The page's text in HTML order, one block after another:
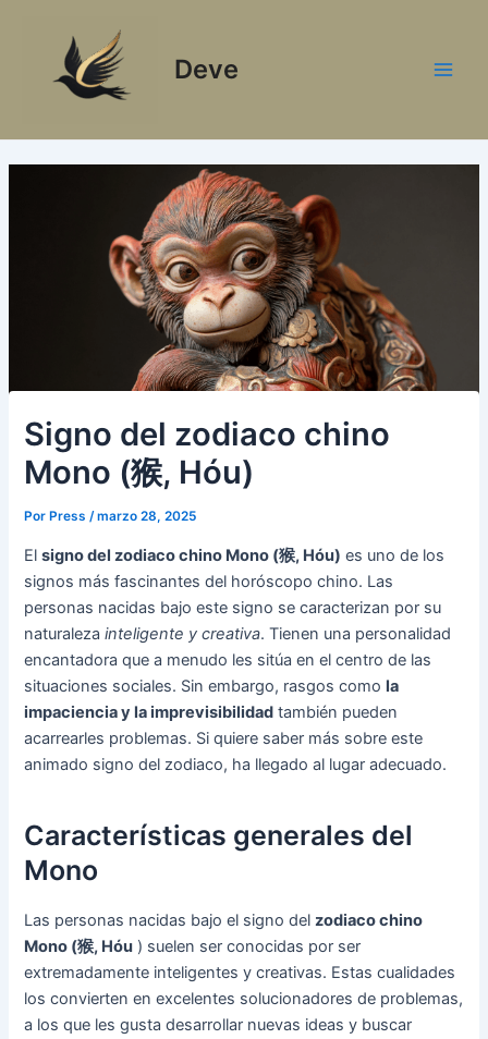
contenido
Deve
Signo del zodiaco chino
Mono (猴, Hóu)
Por Press/marzo 28, 2025
Elsigno del zodiaco chino Mono (猴, Hóu) es uno de los
signos más fascinantes del horóscopo chino. Las
personas nacidas bajo este signo se caracterizan por su
naturalezainteligente y creativa. Tienen una personalidad
encantadora que a menudo les sitúa en el centro de las
situaciones sociales. Sin embargo, rasgos comola
impaciencia y la imprevisibilidad también pueden
acarrearles problemas. Si quiere saber más sobre este
animado signo del zodiaco, ha llegado al lugar adecuado.
Características generales del
Mono
Las personas nacidas bajo el signo delzodiaco chino
Mono (猴, Hóu ) suelen ser conocidas por ser
extremadamente inteligentes y creativas. Estas cualidades
los convierten en excelentes solucionadores de problemas,
a los que les gusta desarrollar nuevas ideas y buscar